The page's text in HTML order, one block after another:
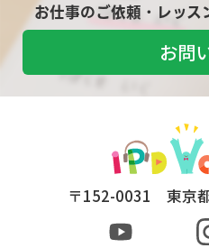
お仕事のご依頼・レッ
お問
〒152-0031 東京